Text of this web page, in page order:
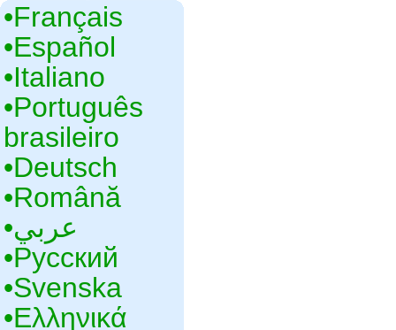
•‎Français
•‎Español
•‎Italiano
•‎Português
brasileiro
•‎Deutsch
•‎Română
•‎عربي
•‎Русский
•‎Svenska
•‎Ελληνικά